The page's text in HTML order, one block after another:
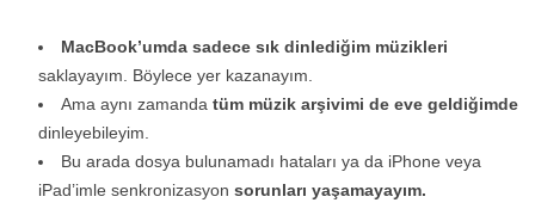
MacBook’umda sadece sık dinlediğim müzikleri
saklayayım. Böylece yer kazanayım.
Ama aynı zamanda tüm müzik arşivimi de eve geldiğimde
dinleyebileyim.
Bu arada dosya bulunamadı hataları ya da iPhone veya
iPad’imle senkronizasyon sorunları yaşamayayım.